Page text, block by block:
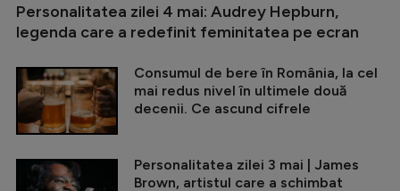
Personalitatea zilei 4 mai: Audrey Hepburn,
legenda care a redefinit feminitatea pe ecran
Consumul de bere în România, la cel
mai redus nivel în ultimele două
decenii. Ce ascund cifrele
Personalitatea zilei 3 mai | James
Brown, artistul care a schimbat